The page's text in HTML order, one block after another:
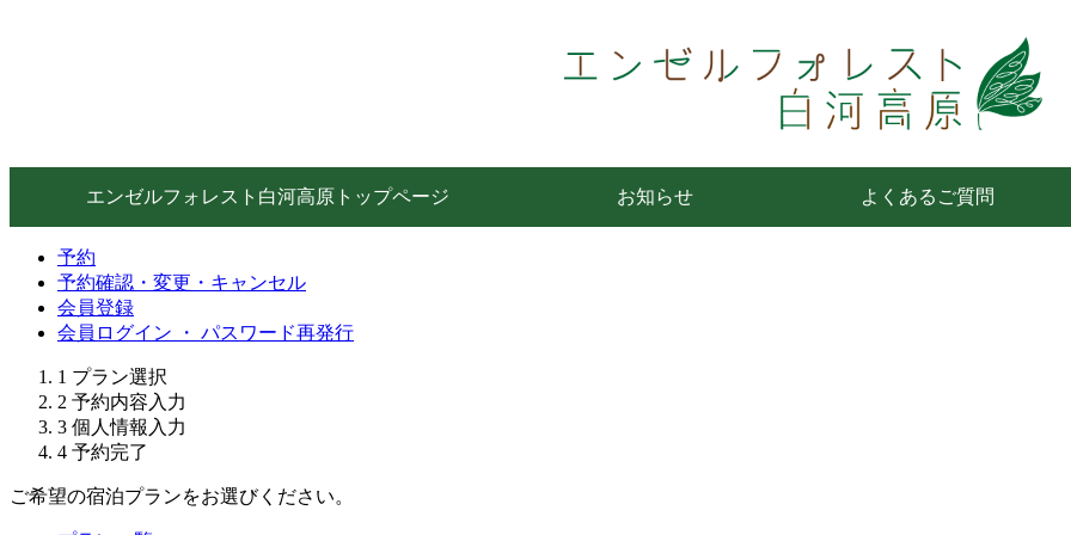
エンゼルフォレスト白河高原トップページ お知らせ よくあるご質問
予約
予約確認・変更・キャンセル
会員登録
会員ログイン ・ パスワード再発行
1 プラン選択
2 予約内容入力
3 個人情報入力
4 予約完了
ご希望の宿泊プランをお選びください。